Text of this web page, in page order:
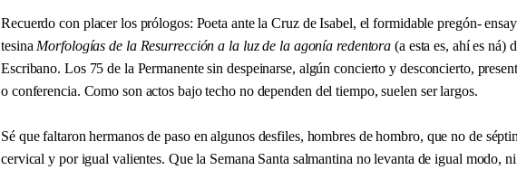
Recuerdo con placer los prólogos: Poeta ante la Cruz de Isabel, el formidable pregón-
tesina Morfologías de la Resurrección a la luz de la agonía redentora (a esta es, ahí es ná)
Escribano. Los 75 de la Permanente sin despeinarse, algún concierto y desconcierto,
o conferencia. Como son actos bajo techo no dependen del tiempo, suelen ser largos.
Sé que faltaron hermanos de paso en algunos desfiles, hombres de hombro, que no de
cervical y por igual valientes. Que la Semana Santa salmantina no levanta de igual modo,